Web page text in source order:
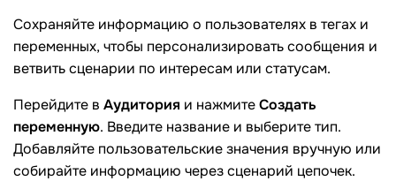
Сохраняйте информацию о пользователях в тегах и
переменных, чтобы персонализировать сообщения и
ветвить сценарии по интересам или статусам.
Перейдите в Аудитория и нажмитеСоздать
переменную. Введите название и выберите тип.
Добавляйте пользовательские значения вручную или
собирайте информацию через сценарий цепочек.